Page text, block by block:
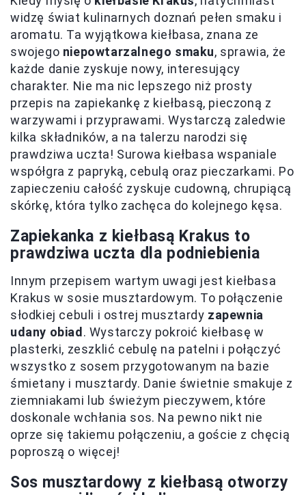
widzę świat kulinarnych doznań pełen smaku i
aromatu. Ta wyjątkowa kiełbasa, znana ze
swojego niepowtarzalnego smaku, sprawia, że
każde danie zyskuje nowy, interesujący
charakter. Nie ma nic lepszego niż prosty
przepis na zapiekankę z kiełbasą, pieczoną z
warzywami i przyprawami. Wystarczą zaledwie
kilka składników, a na talerzu narodzi się
prawdziwa uczta! Surowa kiełbasa wspaniale
współgra z papryką, cebulą oraz pieczarkami. Po
zapieczeniu całość zyskuje cudowną, chrupiącą
skórkę, która tylko zachęca do kolejnego kęsa.
Zapiekanka z kiełbasą Krakus to
prawdziwa uczta dla podniebienia
Innym przepisem wartym uwagi jest kiełbasa
Krakus w sosie musztardowym. To połączenie
słodkiej cebuli i ostrej musztardy zapewnia
udany obiad . Wystarczy pokroić kiełbasę w
plasterki, zeszklić cebulę na patelni i połączyć
wszystko z sosem przygotowanym na bazie
śmietany i musztardy. Danie świetnie smakuje z
ziemniakami lub świeżym pieczywem, które
doskonale wchłania sos. Na pewno nikt nie
oprze się takiemu połączeniu, a goście z chęcią
poproszą o więcej!
Sos musztardowy z kiełbasą otworzy